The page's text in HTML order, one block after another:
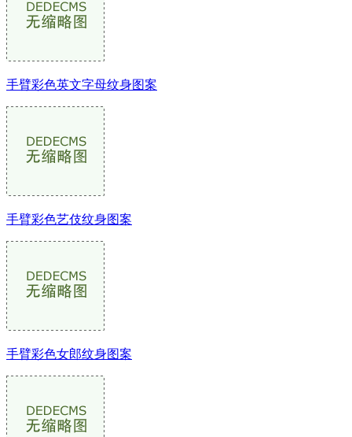
手臂彩色英文字母纹身图案
手臂彩色艺伎纹身图案
手臂彩色女郎纹身图案